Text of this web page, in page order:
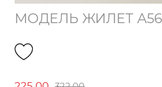
МОДЕЛЬ ЖИЛЕТ